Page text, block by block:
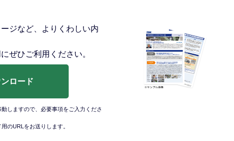
ジなど、よりくわしい内
ぜひご利用ください。
ロード
しますので、必要事項をご入力くださ
のURLをお送りします。